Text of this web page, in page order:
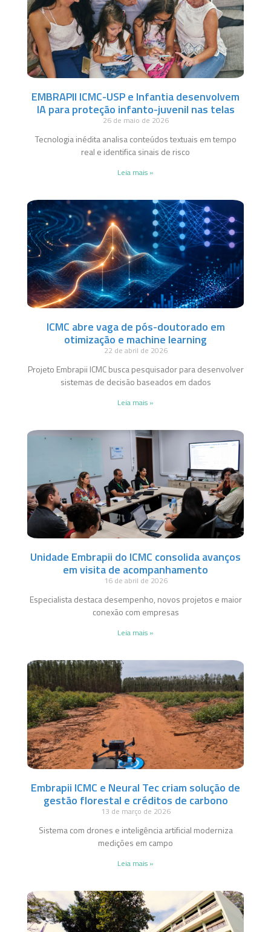
EMBRAPII ICMC-USP e Infantia desenvolvem
IA para proteção infanto-juvenil nas telas
26 de maio de 2026
Tecnologia inédita analisa conteúdos textuais em tempo
real e identifica sinais de risco
Leia mais »
ICMC abre vaga de pós-doutorado em
otimização e machine learning
22 de abril de 2026
Projeto Embrapii ICMC busca pesquisador para desenvolver
sistemas de decisão baseados em dados
Leia mais »
Unidade Embrapii do ICMC consolida avanços
em visita de acompanhamento
16 de abril de 2026
Especialista destaca desempenho, novos projetos e maior
conexão com empresas
Leia mais »
Embrapii ICMC e Neural Tec criam solução de
gestão florestal e créditos de carbono
13 de março de 2026
Sistema com drones e inteligência artificial moderniza
medições em campo
Leia mais »